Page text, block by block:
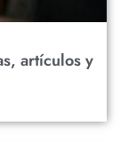
artículos y